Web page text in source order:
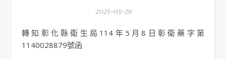
2025-05-29
轉知彰化縣衛生局114年5月8日彰衛藥字第
1140028879號函